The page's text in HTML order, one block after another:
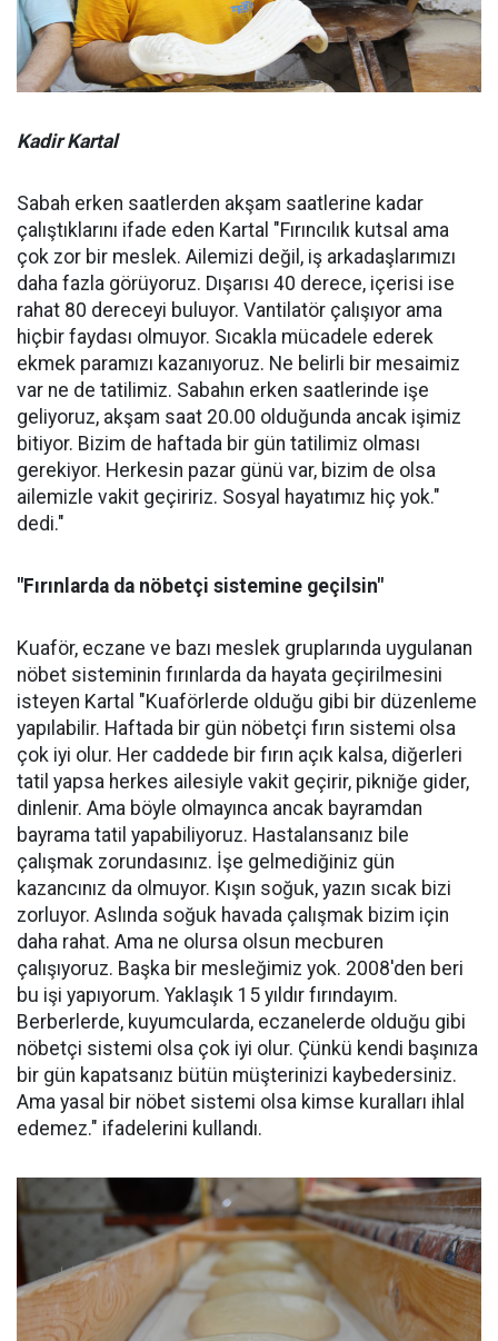
Kadir Kartal
Sabah erken saatlerden akşam saatlerine kadar
çalıştıklarını ifade eden Kartal "Fırıncılık kutsal ama
çok zor bir meslek. Ailemizi değil, iş arkadaşlarımızı
daha fazla görüyoruz. Dışarısı 40 derece, içerisi ise
rahat 80 dereceyi buluyor. Vantilatör çalışıyor ama
hiçbir faydası olmuyor. Sıcakla mücadele ederek
ekmek paramızı kazanıyoruz. Ne belirli bir mesaimiz
var ne de tatilimiz. Sabahın erken saatlerinde işe
geliyoruz, akşam saat 20.00 olduğunda ancak işimiz
bitiyor. Bizim de haftada bir gün tatilimiz olması
gerekiyor. Herkesin pazar günü var, bizim de olsa
ailemizle vakit geçiririz. Sosyal hayatımız hiç yok."
dedi."
"Fırınlarda da nöbetçi sistemine geçilsin"
Kuaför, eczane ve bazı meslek gruplarında uygulanan
nöbet sisteminin fırınlarda da hayata geçirilmesini
isteyen Kartal "Kuaförlerde olduğu gibi bir düzenleme
yapılabilir. Haftada bir gün nöbetçi fırın sistemi olsa
çok iyi olur. Her caddede bir fırın açık kalsa, diğerleri
tatil yapsa herkes ailesiyle vakit geçirir, pikniğe gider,
dinlenir. Ama böyle olmayınca ancak bayramdan
bayrama tatil yapabiliyoruz. Hastalansanız bile
çalışmak zorundasınız. İşe gelmediğiniz gün
kazancınız da olmuyor. Kışın soğuk, yazın sıcak bizi
zorluyor. Aslında soğuk havada çalışmak bizim için
daha rahat. Ama ne olursa olsun mecburen
çalışıyoruz. Başka bir mesleğimiz yok. 2008'den beri
bu işi yapıyorum. Yaklaşık 15 yıldır fırındayım.
Berberlerde, kuyumcularda, eczanelerde olduğu gibi
nöbetçi sistemi olsa çok iyi olur. Çünkü kendi başınıza
bir gün kapatsanız bütün müşterinizi kaybedersiniz.
Ama yasal bir nöbet sistemi olsa kimse kuralları ihlal
edemez." ifadelerini kullandı.